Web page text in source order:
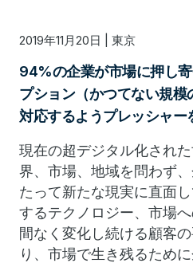
2019年11月20日 | 東京
94%の企業が市場に押し
プション（かつてない規模
対応するようプレッシャー
現在の超デジタル化され
界、市場、地域を問わず
たって新たな現実に直面
するテクノロジー、市場
間なく変化し続ける顧客
り、市場で生き残るため